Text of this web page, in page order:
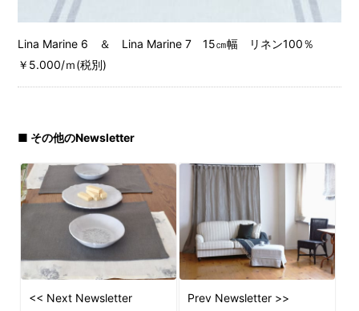
Lina Marine 6 ＆ Lina Marine 7 15㎝幅 リネン100％
￥5.000/ｍ(税別)
■ その他のNewsletter
<< Next Newsletter
Prev Newsletter >>